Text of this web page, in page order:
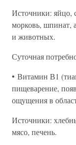
Источники: яйцо,
морковь, шпинат,
и животных.
Суточная
• Витамин В1
пищеварение,
ощущения в
Источники:
мясо, печень.